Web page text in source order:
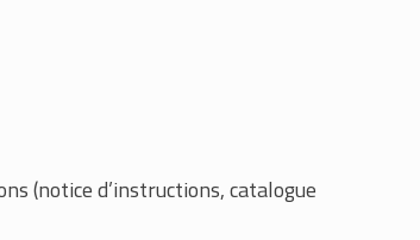
(notice d’instructions, catalogue